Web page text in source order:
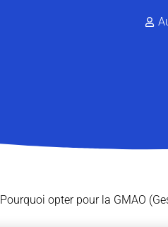
Pourquoi opter pour la GMAO